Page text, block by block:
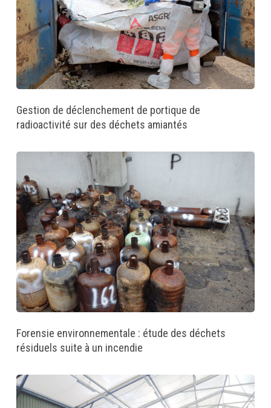
Gestion de déclenchement de portique de
radioactivité sur des déchets amiantés
Forensie environnementale : étude des déchets
résiduels suite à un incendie